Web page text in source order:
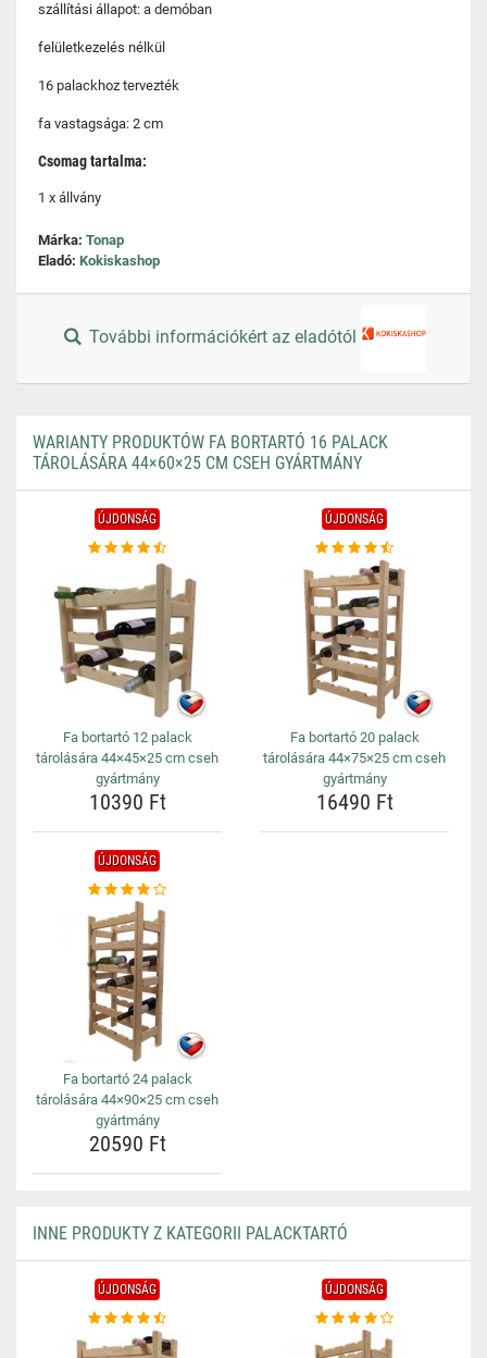
szállítási állapot: a demóban
felületkezelés nélkül
16 palackhoz tervezték
fa vastagsága: 2 cm
Csomag tartalma:
1 x állvány
Márka: Tonap
Eladó: Kokiskashop
További információkért az eladótól
WARIANTY PRODUKTÓW FA BORTARTÓ 16 PALACK
TÁROLÁSÁRA 44×60×25 CM CSEH GYÁRTMÁNY
ÚJDONSÁG
Fa bortartó 12 palack
tárolására 44×45×25 cm cseh
gyártmány
10390 Ft
ÚJDONSÁG
Fa bortartó 20 palack
tárolására 44×75×25 cm cseh
gyártmány
16490 Ft
ÚJDONSÁG
Fa bortartó 24 palack
tárolására 44×90×25 cm cseh
gyártmány
20590 Ft
INNE PRODUKTY Z KATEGORII PALACKTARTÓ
ÚJDONSÁG ÚJDONSÁG